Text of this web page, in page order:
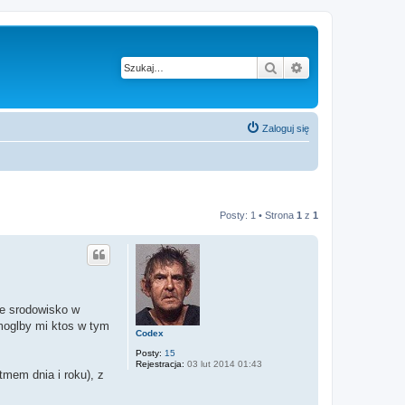
Szukaj
Zaloguj się
Posty: 1 • Strona 1 z 1
Codex
Posty: 15
Rejestracja: 03 lut 2014 01:43
srodowisko w
mi ktos w tym
dnia i roku), z